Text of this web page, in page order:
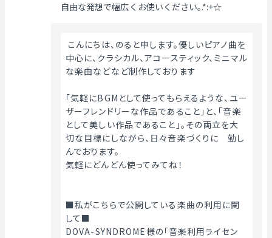
自由な発想で幅広くお使いください｡.*:+☆
中心に、クラシカル、アコースティック、ミニマル
な楽曲などなど制作しております
「気軽にBGMとして使ってもらえるような、ユー
ザーフレンドリーな作品であること」と、「音楽
として美しい作品であること」。その両立を大
切な目標にしながら、日々音楽づくりに　勤し
んでおります。
気軽にどんどん使ってみてね！
■私がこちらで公開している楽曲の利用に関
して■
DOVA-SYNDROME様の「音楽利用ライセン